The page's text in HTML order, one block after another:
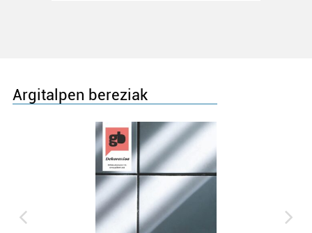
Argitalpen bereziak